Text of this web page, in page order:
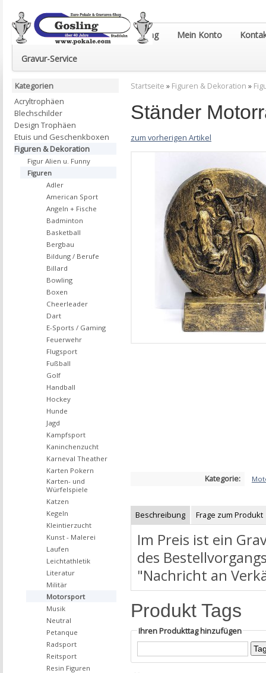
Euro-Pokale & Gravur-Shop Gosling Mein Konto
Gravur-Service
Startseite » Figuren & Dekoration »
Ständer
zum vorherigen Artikel
Kategorie:
Beschreibung Frage zum Produkt
Im Preis ist ein
des
"Nachricht an
Produkt Tags
Ihren Produkttag hinzufügen
Kategorien
Acryltrophäen
Blechschilder
Design Trophäen
Etuis und Geschenkboxen
Figuren & Dekoration
Figur Alien u. Funny
Figuren
Adler
American Sport
Angeln + Fische
Badminton
Basketball
Bergbau
Bildung / Berufe
Billard
Bowling
Boxen
Cheerleader
Dart
E-Sports / Gaming
Feuerwehr
Flugsport
Fußball
Golf
Handball
Hockey
Hunde
Jagd
Kampfsport
Kaninchenzucht
Karneval Theather
Karten Pokern
Karten- und
Würfelspiele
Katzen
Kegeln
Kleintierzucht
Kunst - Malerei
Laufen
Leichtathletik
Literatur
Militär
Motorsport
Musik
Neutral
Petanque
Radsport
Reitsport
Resin Figuren